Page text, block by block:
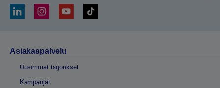
Asiakaspalvelu
Uusimmat tarjoukset
Kampanjat